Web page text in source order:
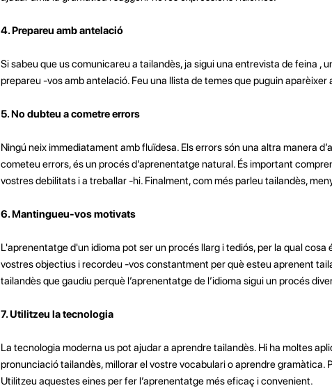
4. Prepareu amb antelació
Si sabeu que us comunicareu a tailandès, ja sigui una entrevista de feina ,
prepareu -vos amb antelació. Feu una llista de temes que puguin
5. No dubteu a cometre errors
Ningú neix immediatament amb fluïdesa. Els errors són una altra manera
cometeu errors, és un procés d’aprenentatge natural. És important
vostres debilitats i a treballar -hi. Finalment, com més parleu tailandès,
6. Mantingueu-vos motivats
L'aprenentatge d'un idioma pot ser un procés llarg i tediós, per la qual
vostres objectius i recordeu -vos constantment per què esteu aprenent
tailandès que gaudiu perquè l’aprenentatge de l’idioma sigui un procés
7. Utilitzeu la tecnologia
La tecnologia moderna us pot ajudar a aprendre tailandès. Hi ha moltes
pronunciació tailandès, millorar el vostre vocabulari o aprendre gramàtica.
Utilitzeu aquestes eines per fer l’aprenentatge més eficaç i convenient.